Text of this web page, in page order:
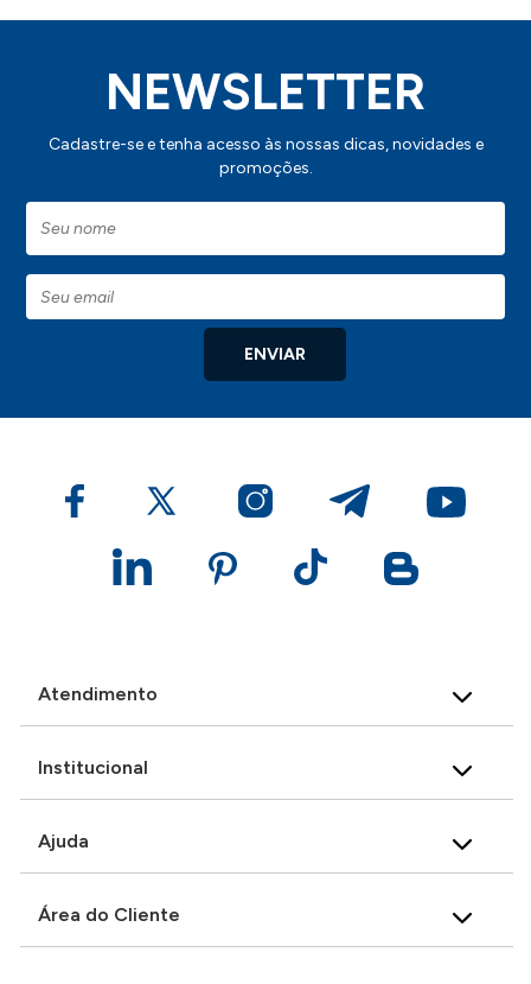
NEWSLETTER
Cadastre-se e tenha acesso às nossas dicas, novidades e
promoções.
ENVIAR
Atendimento
Institucional
Ajuda
Área do Cliente